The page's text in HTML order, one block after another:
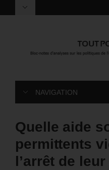
NAVIGATION
Quelle aide
permittents
l’arrêt de